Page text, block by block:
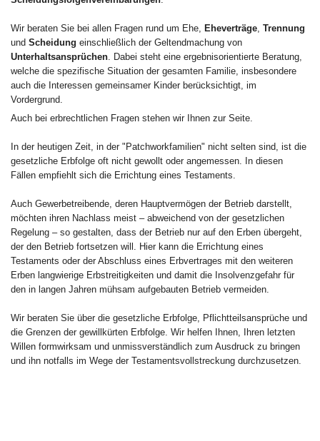
Wir beraten Sie bei allen Fragen rund um Ehe, Eheverträge Trennung
und Scheidung einschließlich der Geltendmachung von
Unterhaltsansprüchen . Dabei steht eine ergebnisorientierte Beratung,
welche die spezifische Situation der gesamten Familie, insbesondere
auch die Interessen gemeinsamer Kinder berücksichtigt, im
Vordergrund.
Auch bei erbrechtlichen Fragen stehen wir Ihnen zur Seite.
In der heutigen Zeit, in der "Patchworkfamilien" nicht selten sind, ist die
gesetzliche Erbfolge oft nicht gewollt oder angemessen. In diesen
Fällen empfiehlt sich die Errichtung eines Testaments.
Auch Gewerbetreibende, deren Hauptvermögen der Betrieb darstellt,
möchten ihren Nachlass meist – abweichend von der gesetzlichen
Regelung – so gestalten, dass der Betrieb nur auf den Erben übergeht,
der den Betrieb fortsetzen will. Hier kann die Errichtung eines
Testaments oder der Abschluss eines Erbvertrages mit den weiteren
Erben langwierige Erbstreitigkeiten und damit die Insolvenzgefahr für
den in langen Jahren mühsam aufgebauten Betrieb vermeiden.
Wir beraten Sie über die gesetzliche Erbfolge, Pflichtteilsansprüche und
die Grenzen der gewillkürten Erbfolge. Wir helfen Ihnen, Ihren letzten
Willen formwirksam und unmissverständlich zum Ausdruck zu bringen
und ihn notfalls im Wege der Testamentsvollstreckung durchzusetzen.